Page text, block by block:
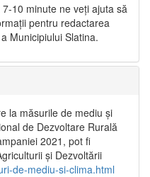
7-10 minute ne veți ajuta să
pentru redactarea
Municipiului Slatina.
la măsurile de mediu și
de Dezvoltare Rurală
2021, pot fi
și Dezvoltării
de-mediu-si-clima.html